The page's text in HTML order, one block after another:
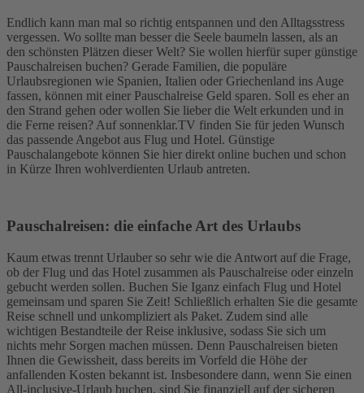
Endlich kann man mal so richtig entspannen und den Alltagsstress
vergessen. Wo sollte man besser die Seele baumeln lassen, als an
den schönsten Plätzen dieser Welt? Sie wollen hierfür super günstige
Pauschalreisen buchen? Gerade Familien, die populäre
Urlaubsregionen wie Spanien, Italien oder Griechenland ins Auge
fassen, können mit einer Pauschalreise Geld sparen. Soll es eher an
den Strand gehen oder wollen Sie lieber die Welt erkunden und in
die Ferne reisen? Auf sonnenklar.TV finden Sie für jeden Wunsch
das passende Angebot aus Flug und Hotel. Günstige
Pauschalangebote können Sie hier direkt online buchen und schon
in Kürze Ihren wohlverdienten Urlaub antreten.
Pauschalreisen: die einfache Art des Urlaubs
Kaum etwas trennt Urlauber so sehr wie die Antwort auf die Frage,
ob der Flug und das Hotel zusammen als Pauschalreise oder einzeln
gebucht werden sollen. Buchen Sie Iganz einfach Flug und Hotel
gemeinsam und sparen Sie Zeit! Schließlich erhalten Sie die gesamte
Reise schnell und unkompliziert als Paket. Zudem sind alle
wichtigen Bestandteile der Reise inklusive, sodass Sie sich um
nichts mehr Sorgen machen müssen. Denn Pauschalreisen bieten
Ihnen die Gewissheit, dass bereits im Vorfeld die Höhe der
anfallenden Kosten bekannt ist. Insbesondere dann, wenn Sie einen
All-inclusive-Urlaub buchen, sind Sie finanziell auf der sicheren